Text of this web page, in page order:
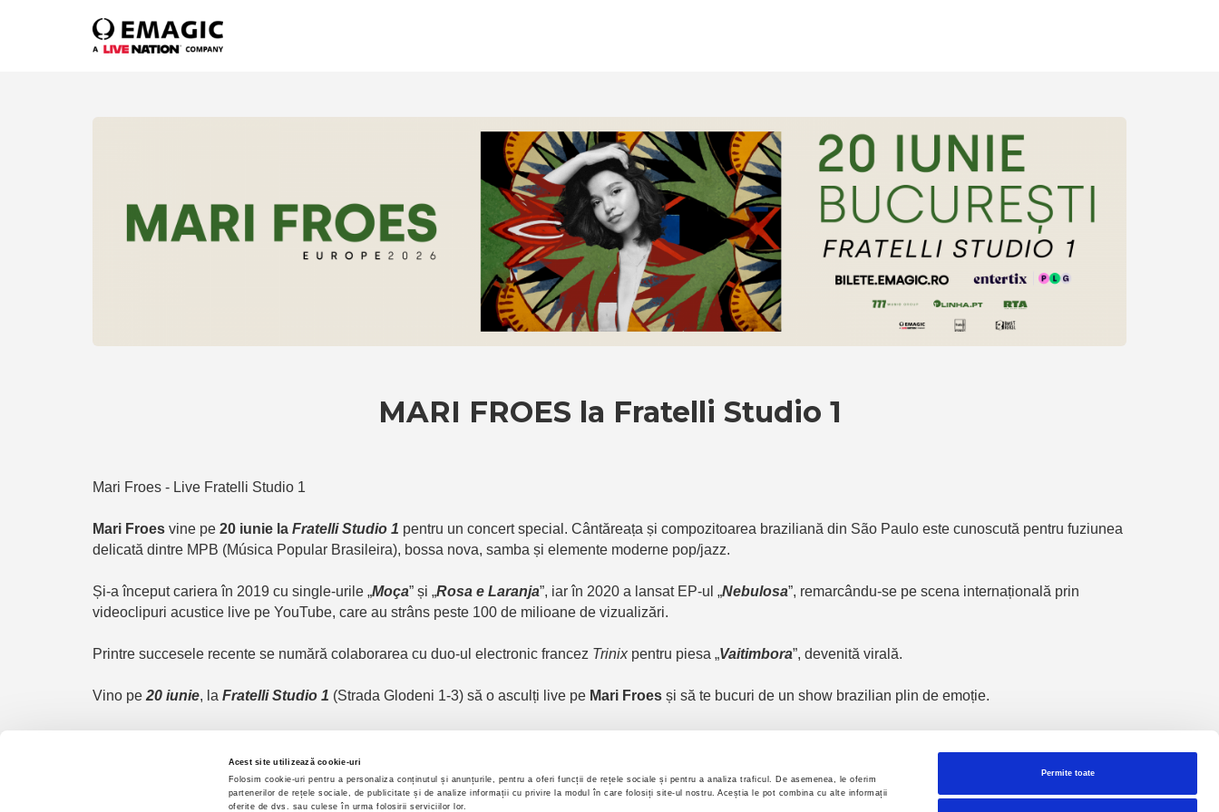
Acest site utilizează cookie-uri
Folosim cookie-uri pentru a personaliza conținutul și anunțurile, pentru a oferi funcții de rețele sociale și pentru a analiza traficul. De asemenea, le oferim
partenerilor de rețele sociale, de publicitate și de analize informații cu privire la modul în care folosiți site-ul nostru. Aceștia le pot combina cu alte informații
oferite de dvs. sau culese în urma folosirii serviciilor lor.
Permite toate
MARI FROES la Fratelli Studio 1
Mari Froes - Live Fratelli Studio 1
Mari Froes vine pe 20 iunie la Fratelli Studio 1 pentru un concert special. Cântăreața și compozitoarea braziliană din São Paulo este cunoscută pentru fuziunea
delicată dintre MPB (Música Popular Brasileira), bossa nova, samba și elemente moderne pop/jazz.
Și-a început cariera în 2019 cu single-urile „Moça” și „Rosa e Laranja”, iar în 2020 a lansat EP-ul „Nebulosa”, remarcându-se pe scena internațională prin
videoclipuri acustice live pe YouTube, care au strâns peste 100 de milioane de vizualizări.
Printre succesele recente se numără colaborarea cu duo-ul electronic francez Trinixpentru piesa „Vaitimbora”, devenită virală.
Vino pe20 iunie, la Fratelli Studio 1 (Strada Glodeni 1-3) să o asculți live pe Mari Froes și să te bucuri de un show brazilian plin de emoție.